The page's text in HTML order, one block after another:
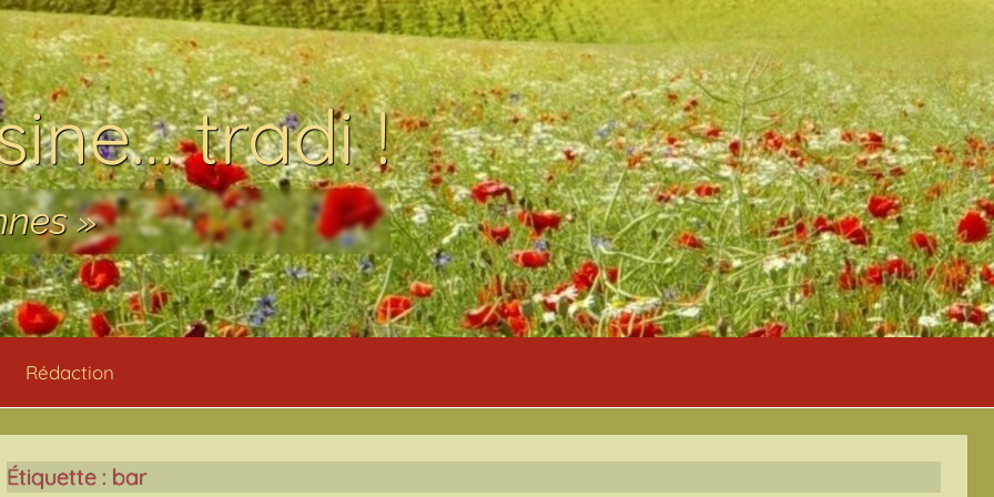
tradi !
»
Rédaction
Étiquette : bar